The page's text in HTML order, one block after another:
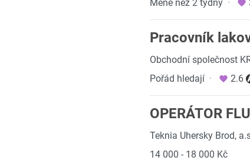
Méně než 2 týdny ·
Pracovník
Obchodní společnost
Pořád hledají · 2.6
OPERÁTOR
Teknia Uhersky Brod,
14 000 - 18 000 Kč